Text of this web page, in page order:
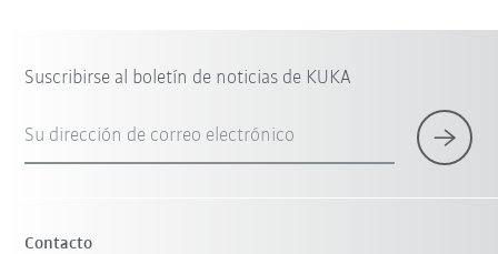
Suscribirse al boletín de noticias de KUKA
Su dirección de correo electrónico
Contacto